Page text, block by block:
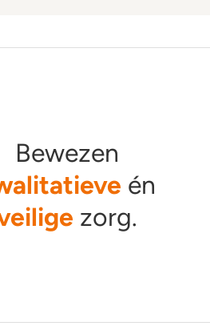
Bewezen
én
zorg.